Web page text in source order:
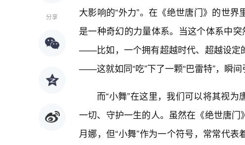
分享
大影响的“外力”。在《绝世唐门》的世
是一种奇幻的力量体系。当这个体系中
——比如，一个拥有超越时代、超越设定
——这就如同“吃”下了一颗“巴雷特”，瞬间
而“小舞”在这里，我们可以将其视
一切、守护一生的人。虽然在《绝世唐
月娜，但“小舞”作为一个符号，常常代